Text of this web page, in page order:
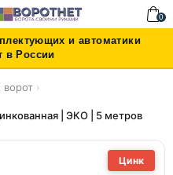
0
и автоматики
в России
›
| ЭКО | 5 метров
Цинк